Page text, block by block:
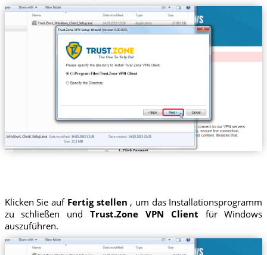
Klicken Sie auf Fertig stellen , um das Installationsprogramm
zu schließen undTrust.Zone VPN Client für Windows
auszuführen.